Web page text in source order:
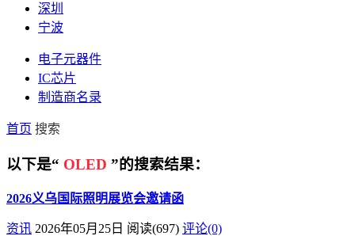
深圳
宁波
电子元器件
IC芯片
制造商名录
首页 搜索
以下是“ OLED ”的搜索结果：
2026义乌国际照明展览会邀请函
资讯 2026年05月25日 阅读(697) 评论(0)